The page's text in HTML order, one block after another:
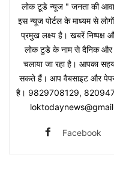
लोक टूडे न्यूज " जनता की
इस न्यूज पोर्टल के माध्यम से
प्रमुख लक्ष्य है। खबरें निष्पक्ष
लोक टुडे के नाम से दैनिक और
चलाया जा रहा है। आपका
सकते हैं। आप वैबसाइट और
है। 9829708129,
Facebook